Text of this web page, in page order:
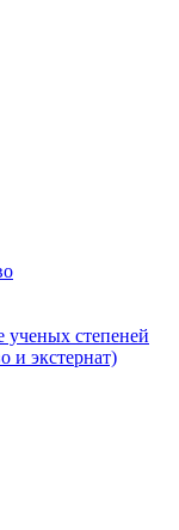
ученых степеней
и экстернат)